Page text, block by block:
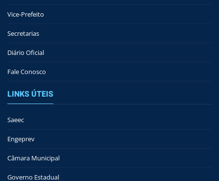
Vice-Prefeito
Secretarias
Diário Oficial
Fale Conosco
LINKS ÚTEIS
Saeec
Engeprev
Câmara Municipal
Governo Estadual